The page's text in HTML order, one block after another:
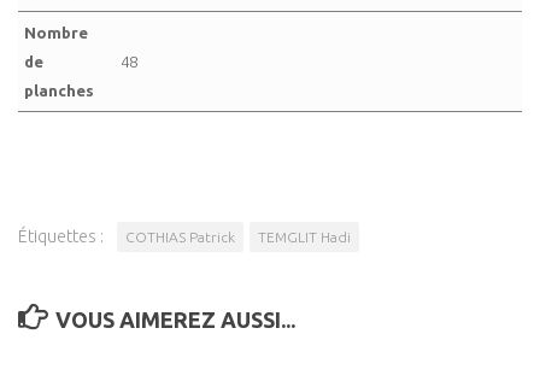
Nombre
de
planches
48
Étiquettes : COTHIAS Patrick TEMGLIT Hadi
VOUS AIMEREZ AUSSI...